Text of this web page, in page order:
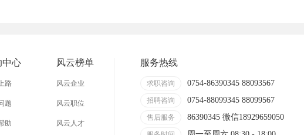
中心
路
题
助
风云榜单
风云企业
风云职位
风云人才
服务热线
求职咨询 0754-86390345 88093567
招聘咨询 0754-88099345 88099567
售后服务 86390345 微信18929659050